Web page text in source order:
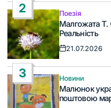
2
Опублікувати
у
Поезія
Малгожата Т.
Реальність
Дата
21.07.2026
3
Опублікувати
у
Новини
Малюнок
поштовою